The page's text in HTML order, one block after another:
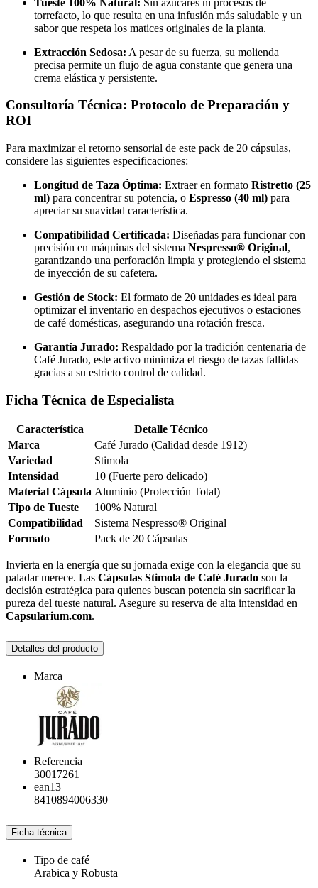
torrefacto, lo que resulta en una infusión más saludable y un
sabor que respeta los matices originales de la planta.
Extracción Sedosa: A pesar de su fuerza, su molienda
precisa permite un flujo de agua constante que genera una
crema elástica y persistente.
Consultoría Técnica: Protocolo de Preparación y
ROI
Para maximizar el retorno sensorial de este pack de 20 cápsulas,
considere las siguientes especificaciones:
Longitud de Taza Óptima: Extraer en formato Ristretto (25
ml) para concentrar su potencia, o Espresso (40 ml) para
apreciar su suavidad característica.
Compatibilidad Certificada: Diseñadas para funcionar con
precisión en máquinas del sistema Nespresso® Original,
garantizando una perforación limpia y protegiendo el sistema
de inyección de su cafetera.
Gestión de Stock: El formato de 20 unidades es ideal para
optimizar el inventario en despachos ejecutivos o estaciones
de café domésticas, asegurando una rotación fresca.
Garantía Jurado: Respaldado por la tradición centenaria de
Café Jurado, este activo minimiza el riesgo de tazas fallidas
gracias a su estricto control de calidad.
Ficha Técnica de Especialista
Característica
Detalle Técnico
Marca
Café Jurado (Calidad desde 1912)
Variedad
Stimola
Intensidad
10 (Fuerte pero delicado)
Material Cápsula Aluminio (Protección Total)
Tipo de Tueste
100% Natural
Compatibilidad
Sistema Nespresso® Original
Formato
Pack de 20 Cápsulas
Invierta en la energía que su jornada exige con la elegancia que su
paladar merece. Las Cápsulas Stimola de Café Jurado son la
decisión estratégica para quienes buscan potencia sin sacrificar la
pureza del tueste natural. Asegure su reserva de alta intensidad en
Capsularium.com.
Detalles del producto
Marca
Referencia
30017261
ean13
8410894006330
Ficha técnica
Tipo de café
Arabica y Robusta